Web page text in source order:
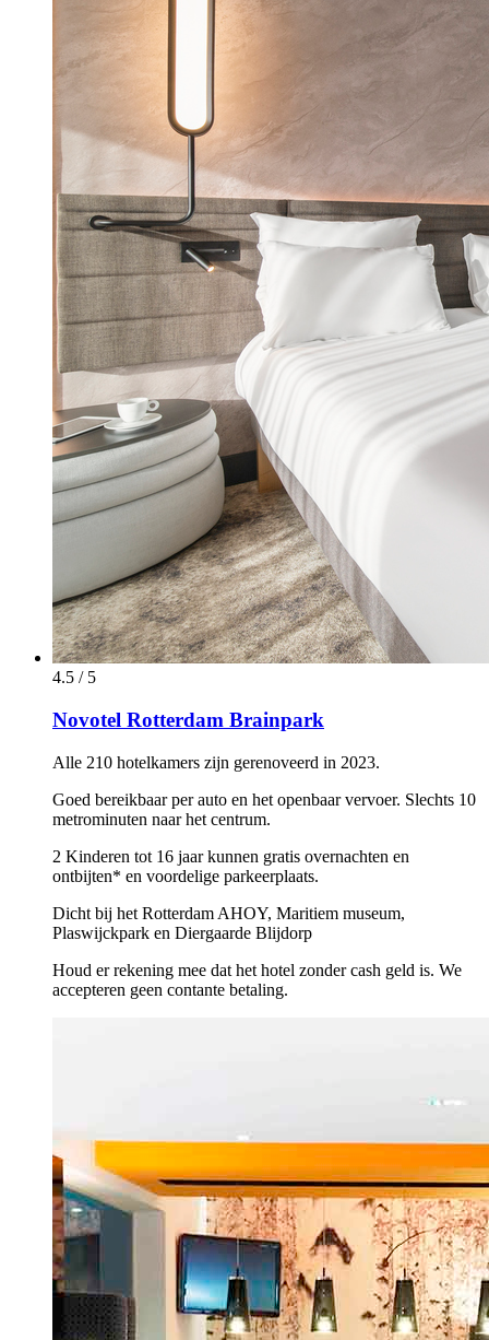
4.5 / 5
Novotel Rotterdam Brainpark
Alle 210 hotelkamers zijn gerenoveerd in 2023.
Goed bereikbaar per auto en het openbaar vervoer. Slechts 10
metrominuten naar het centrum.
2 Kinderen tot 16 jaar kunnen gratis overnachten en
ontbijten* en voordelige parkeerplaats.
Dicht bij het Rotterdam AHOY, Maritiem museum,
Plaswijckpark en Diergaarde Blijdorp
Houd er rekening mee dat het hotel zonder cash geld is. We
accepteren geen contante betaling.